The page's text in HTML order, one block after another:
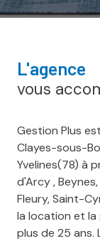
l'agence
vous
Gestion Plus
Clayes-sous-
Yvelines(78) à
d'Arcy ,
Fleury, Saint-
la location et la
plus de 25 ans.